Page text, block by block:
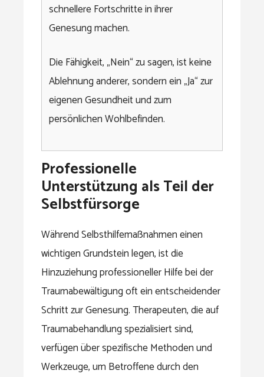
schnellere Fortschritte in ihrer
Genesung machen.
Die Fähigkeit, „Nein“ zu sagen, ist keine
Ablehnung anderer, sondern ein „Ja“ zur
eigenen Gesundheit und zum
persönlichen Wohlbefinden.
Professionelle
Unterstützung als Teil der
Selbstfürsorge
Während Selbsthilfemaßnahmen einen
wichtigen Grundstein legen, ist die
Hinzuziehung professioneller Hilfe bei der
Traumabewältigung oft ein entscheidender
Schritt zur Genesung. Therapeuten, die auf
Traumabehandlung spezialisiert sind,
verfügen über spezifische Methoden und
Werkzeuge, um Betroffene durch den